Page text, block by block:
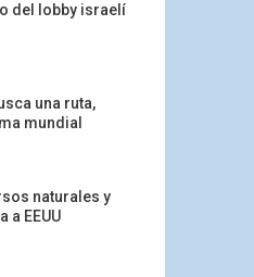
del lobby israelí
una ruta,
mundial
naturales y
a EEUU